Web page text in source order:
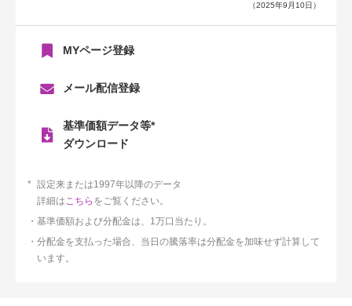
（2025年9月10日）
MYページ登録
メール配信登録
基準価額データ等*
ダウンロード
設定来または1997年以降のデータ
詳細はこちら をご覧ください。
基準価額および分配金は、1万口当たり。
分配金を支払った場合、当日の騰落率は分配金を加味せず計算して
います。